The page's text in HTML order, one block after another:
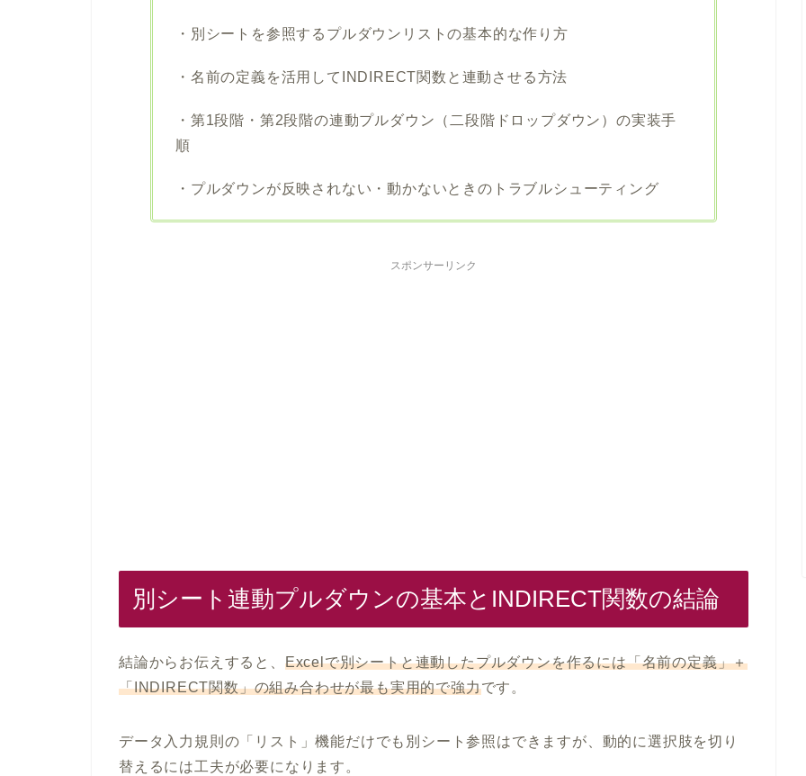
・別シートを参照するプルダウンリストの基本的な作り方
・名前の定義を活用してINDIRECT関数と連動させる方法
・第1段階・第2段階の連動プルダウン（二段階ドロップダウン）の実装手
順
・プルダウンが反映されない・動かないときのトラブルシューティング
スポンサーリンク
別シート連動プルダウンの基本とINDIRECT関数の結論
結論からお伝えすると、 Excelで別シートと連動したプルダウンを作るには「名前の定義」＋
「INDIRECT関数」の組み合わせが最も実用的で強力です。
データ入力規則の「リスト」機能だけでも別シート参照はできますが、動的に選択肢を切り
替えるには工夫が必要になります。